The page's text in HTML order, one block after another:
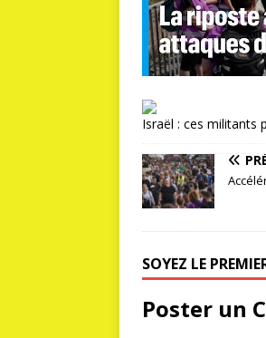
Israël : ces militants
SOYEZ LE
Poster un